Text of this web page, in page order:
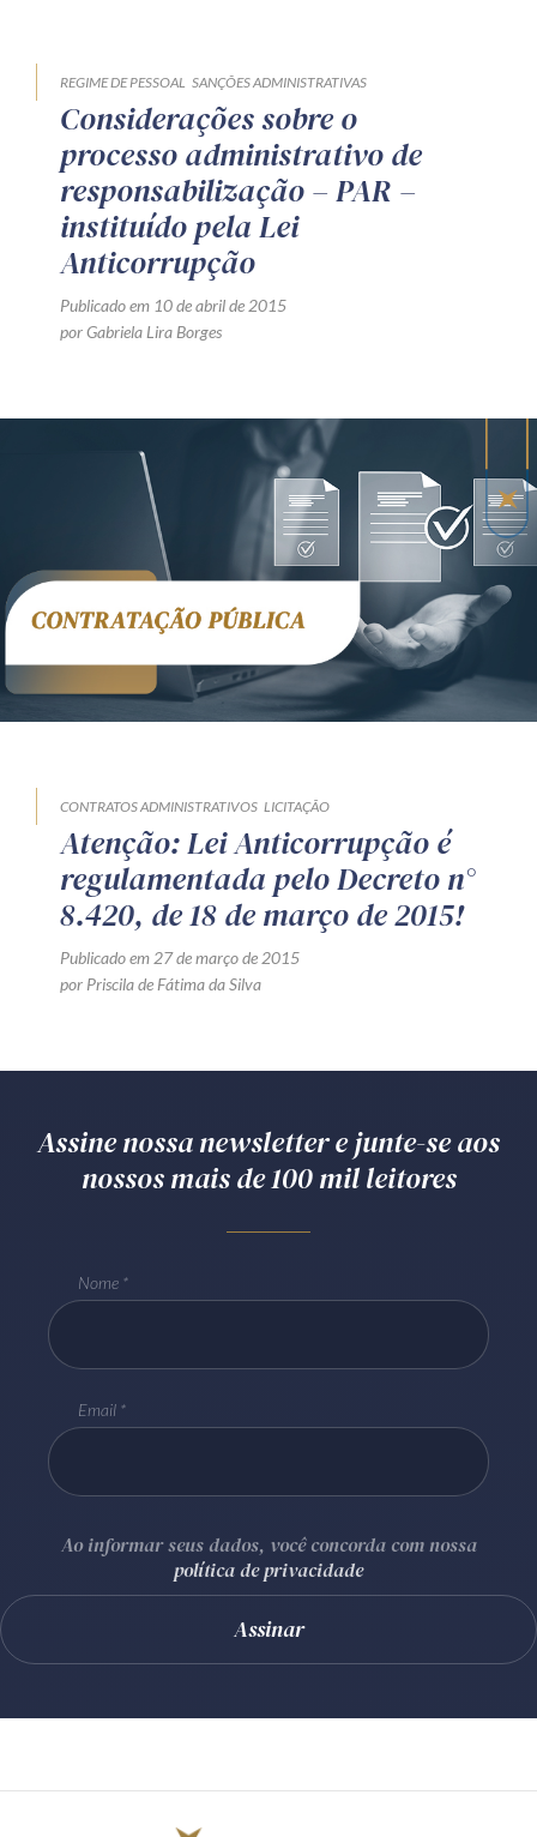
REGIME DE PESSOAL SANÇÕES ADMINISTRATIVAS
Considerações sobre o
processo administrativo de
responsabilização – PAR –
instituído pela Lei
Anticorrupção
Publicado em 10 de abril de 2015
por Gabriela Lira Borges
CONTRATOS ADMINISTRATIVOS LICITAÇÃO
Atenção: Lei Anticorrupção é
regulamentada pelo Decreto n°
8.420, de 18 de março de 2015!
Publicado em 27 de março de 2015
por Priscila de Fátima da Silva
Assine nossa newsletter e junte-se aos
nossos mais de 100 mil leitores
Nome
Email
Ao informar seus dados, você concorda com nossa
política de privacidade